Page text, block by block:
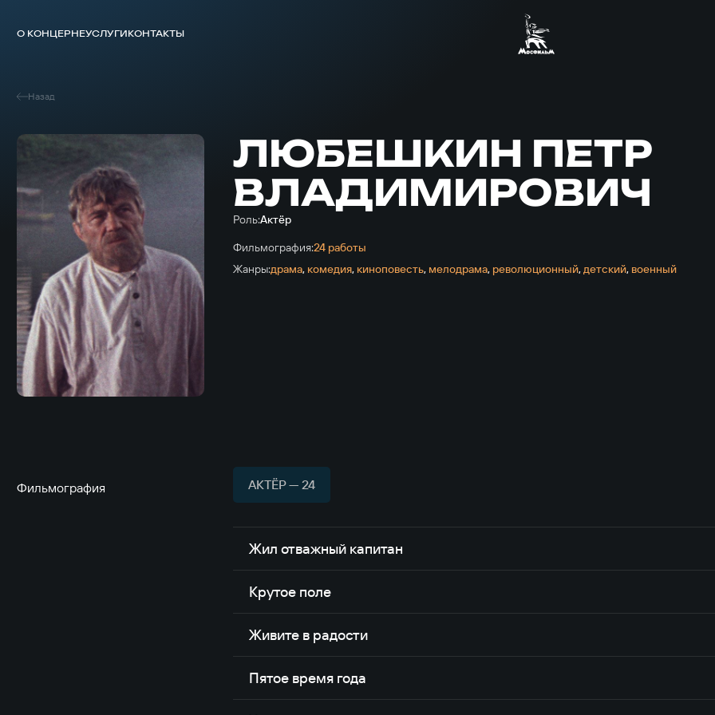
О КОНЦЕРНЕУСЛУГИКОНТАКТЫ
Назад
ЛЮБЕШКИН ПЕТР
ВЛАДИМИРОВИЧ
Роль:Актёр
Фильмография:24 работы
Жанры:драма, комедия, киноповесть, мелодрама, революционный,детский, военный
Фильмография АКТЁР — 24
Жил отважный капитан
Крутое поле
Живите в радости
Пятое время года